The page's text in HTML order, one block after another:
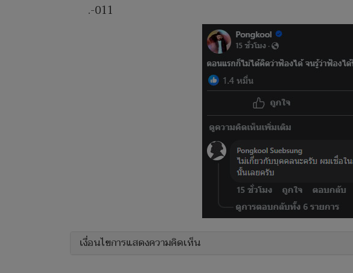
.-011
เงื่อนไขการแสดงความคิดเห็น